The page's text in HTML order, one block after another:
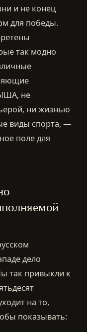
и не конец
для победы.
так модно
не
ни жизнью
виды спорта, —
поле для
дело
так привыкли к
на то,
показывать: